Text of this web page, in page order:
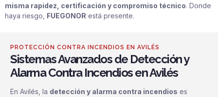
misma rapidez, certificación y compromiso técnico. Donde
haya riesgo, FUEGONOR está presente.
PROTECCIÓN CONTRA INCENDIOS EN AVILÉS
Sistemas Avanzados de Detección y
Alarma Contra Incendios en Avilés
En Avilés, la detección y alarma contra incendios es